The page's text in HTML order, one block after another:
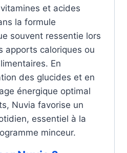
et acides
la formule
souvent ressentie lors
apports caloriques ou
En
des glucides et en
énergique optimal
Nuvia favorise un
essentiel à la
minceur.